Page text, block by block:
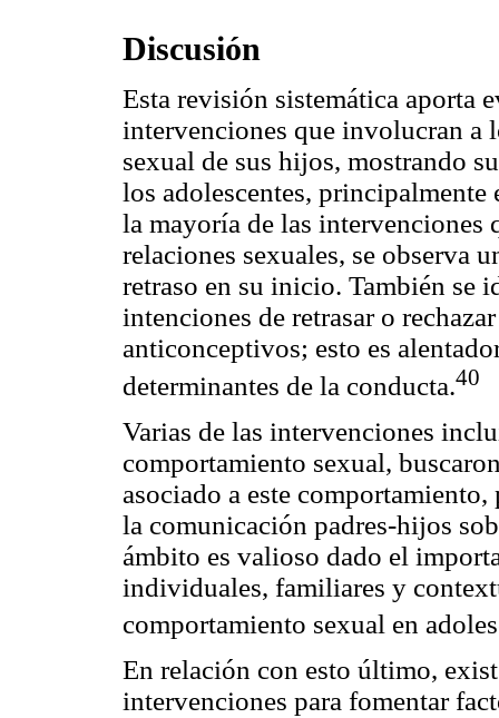
Discusión
Esta revisión sistemática aporta
intervenciones que involucran a
sexual de sus hijos, mostrando
los adolescentes,
la mayoría de las intervenciones
relaciones sexuales, se observa
retraso en su inicio. También se
intenciones de retrasar o
anticonceptivos; esto es
determinantes de la conducta.40
Varias de las intervenciones
comportamiento sexual,
asociado a este
la comunicación padres-hijos
ámbito es valioso dado el
individuales, familiares y
comportamiento sexual en
En relación con esto último,
intervenciones para fomentar